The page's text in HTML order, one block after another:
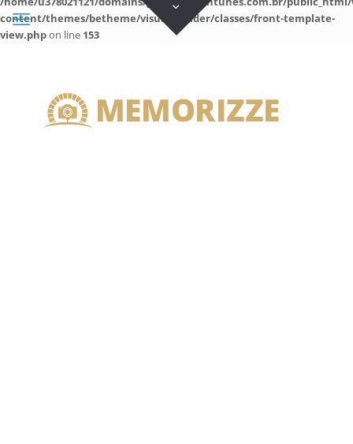
content/themes/betheme/visual-builder/classes/front-template-
view.phpon line 153